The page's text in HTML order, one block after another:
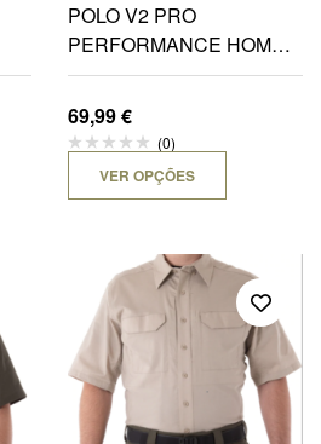
POLO V2 PRO
PERFORMANCE HOMEM
– MANGA CURTA
69,99€
(0)
VER OPÇÕES